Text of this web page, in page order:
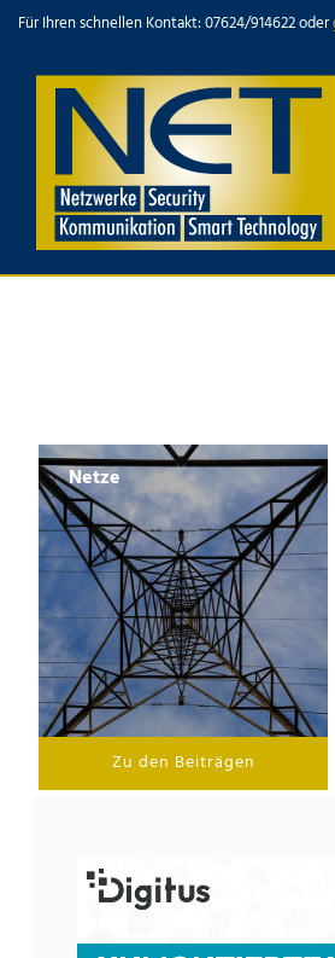
Für Ihren schnellen Kontakt: 07624/914622 oder
Netze
Zu den Beiträgen